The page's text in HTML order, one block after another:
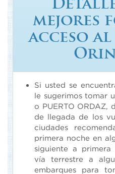
mejores
acceso
Si usted se
le sugerimos tomar
o PUERTO ORDAZ,
de llegada de los
ciudades
primera noche en
siguiente a
vía terrestre a
embarques para